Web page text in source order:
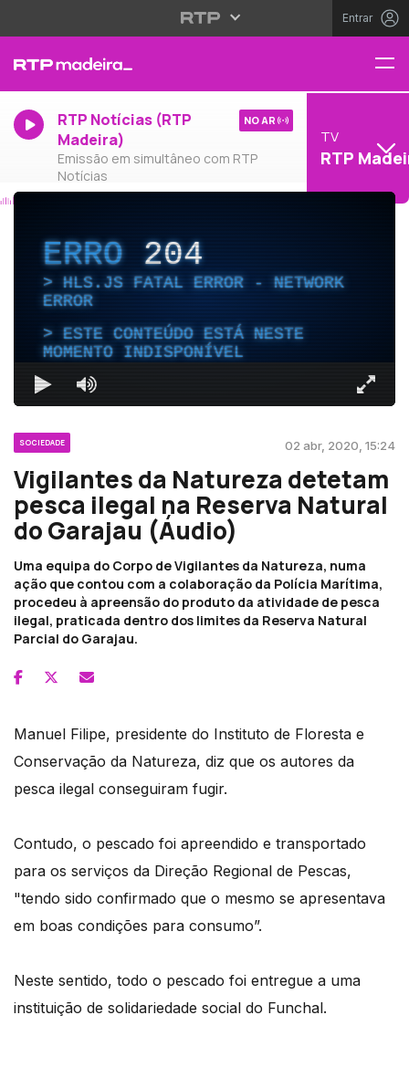
Entrar
RTP Notícias (RTP
Madeira)
Emissão em simultâneo com RTP
Notícias
NO AR
TV
RTP
ERRO204
HLS.JS FATAL ERROR - NETWORK
ERROR
ESTE CONTEÚDO ESTÁ NESTE
MOMENTO INDISPONÍVEL
SOCIEDADE 02 abr, 2020, 15:24
Vigilantes da Natureza detetam
pesca ilegal na Reserva Natural
do Garajau (Áudio)
Uma equipa do Corpo de Vigilantes da Natureza, numa
ação que contou com a colaboração da Polícia Marítima,
procedeu à apreensão do produto da atividade de pesca
ilegal, praticada dentro dos limites da Reserva Natural
Parcial do Garajau.
Manuel Filipe, presidente do Instituto de Floresta e
Conservação da Natureza, diz que os autores da
pesca ilegal conseguiram fugir.
Contudo, o pescado foi apreendido e transportado
para os serviços da Direção Regional de Pescas,
"tendo sido confirmado que o mesmo se apresentava
em boas condições para consumo”.
Neste sentido, todo o pescado foi entregue a uma
instituição de solidariedade social do Funchal.